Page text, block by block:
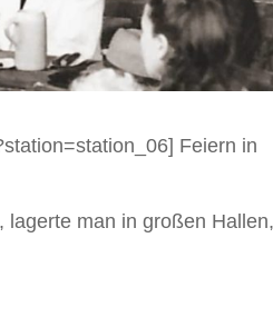
Feiern in
lagerte man in großen Hallen,